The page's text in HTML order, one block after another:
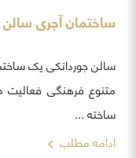
ساختمان آجری
سالن جوردانکی یک
ساخته ...
ادامه مطلب